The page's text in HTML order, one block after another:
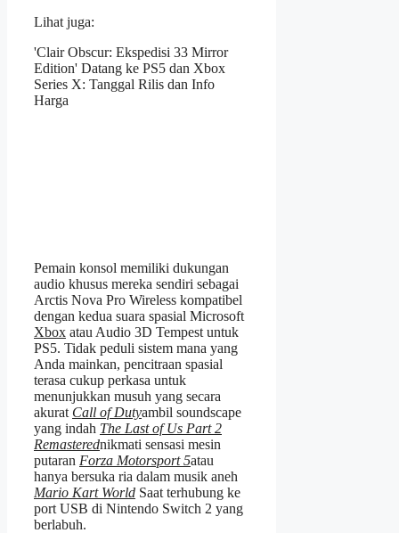
Lihat juga:
'Clair Obscur: Ekspedisi 33 Mirror
Edition' Datang ke PS5 dan Xbox
Series X: Tanggal Rilis dan Info
Harga
Pemain konsol memiliki dukungan
audio khusus mereka sendiri sebagai
Arctis Nova Pro Wireless kompatibel
dengan kedua suara spasial Microsoft
Xbox atau Audio 3D Tempest untuk
PS5. Tidak peduli sistem mana yang
Anda mainkan, pencitraan spasial
terasa cukup perkasa untuk
menunjukkan musuh yang secara
akurat Call of Dutyambil soundscape
yang indah The Last of Us Part 2
Remasterednikmati sensasi mesin
putaran Forza Motorsport 5atau
hanya bersuka ria dalam musik aneh
Mario Kart World Saat terhubung ke
port USB di Nintendo Switch 2 yang
berlabuh.